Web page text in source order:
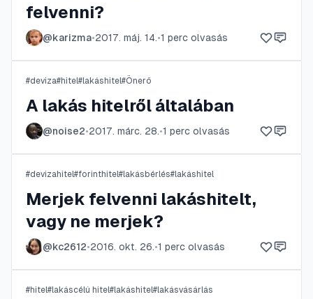
felvenni?
@karizma•2017. máj. 14.•1 perc olvasás
#deviza#hitel#lakáshitel#Önerő
A lakás hitelről általában
@noise2•2017. márc. 28.•1 perc olvasás
#devizahitel#forinthitel#lakásbérlés#lakáshitel
Merjek felvenni lakáshitelt,
vagy ne merjek?
@kc2612•2016. okt. 26.•1 perc olvasás
#hitel#lakáscélú hitel#lakáshitel#lakásvásárlás